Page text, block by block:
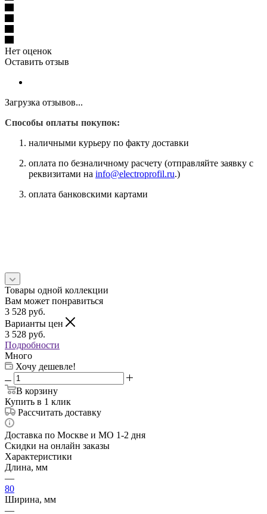
Нет оценок
Оставить отзыв
Загрузка отзывов...
Способы оплаты покупок:
наличными курьеру по факту доставки
оплата по безналичному расчету (отправляйте заявку с
реквизитами на info@electroprofil.ru.)
оплата банковскими картами
Товары одной коллекции
Вам может понравиться
3 528 руб.
Варианты цен
3 528 руб.
Подробности
Много
Хочу дешевле!
В корзину
Купить в 1 клик
Рассчитать доставку
Доставка по Москве и МО 1-2 дня
Скидки на онлайн заказы
Характеристики
Длина, мм
—
80
Ширина, мм
—